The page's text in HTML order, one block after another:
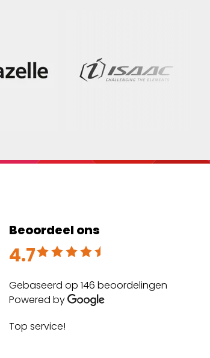
Beoordeel ons
4.7
Beoordeeld met 4.7 uit 5
Gebaseerd op 146 beoordelingen
Powered by
Top service!